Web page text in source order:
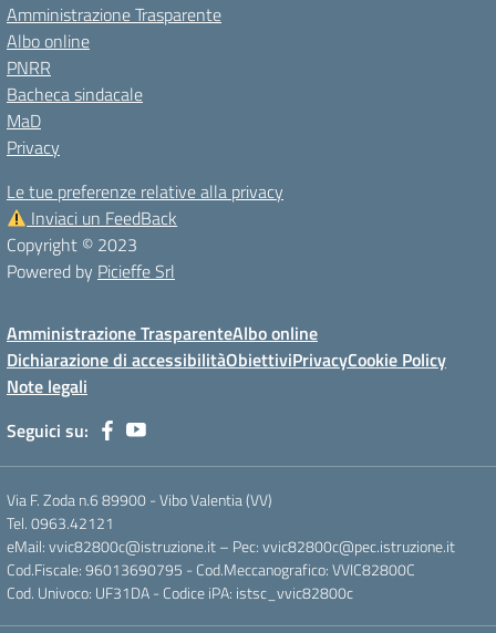
Amministrazione Trasparente
Albo online
PNRR
Bacheca sindacale
MaD
Privacy
Le tue preferenze relative alla privacy
Inviaci un FeedBack
Copyright © 2023
Powered by Picieffe Srl
Amministrazione TrasparenteAlbo online
Dichiarazione di accessibilitàObiettiviPrivacyCookie Policy
Note legali
Seguici su:
Via F. Zoda n.6 89900 - Vibo Valentia (VV)
Tel. 0963.42121
eMail: vvic82800c@istruzione.it – Pec: vvic82800c@pec.istruzione.it
Cod.Fiscale: 96013690795 - Cod.Meccanografico: VVIC82800C
Cod. Univoco: UF31DA - Codice iPA: istsc_vvic82800c